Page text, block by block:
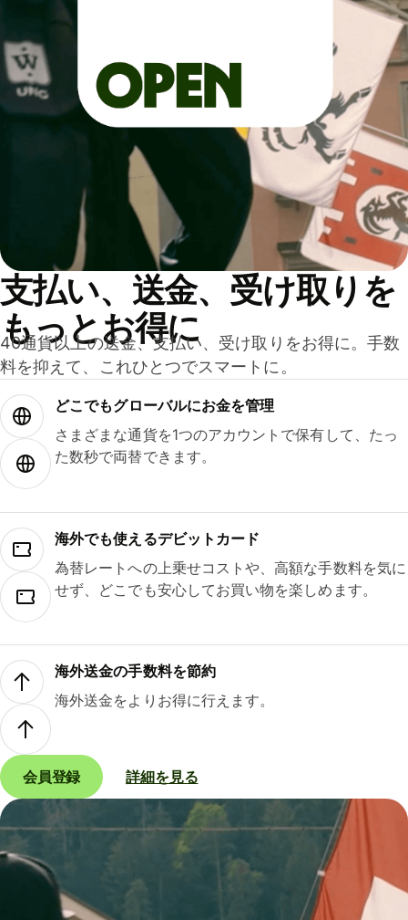
支払い、送金、受け取りを
もっとお得に
40通貨以上の送金、支払い、受け取りをお得に。手数
料を抑えて、これひとつでスマートに。
どこでもグ⁠ロ⁠ー⁠バ⁠ルにお金を管理
さまざまな通貨を1つのアカウントで保有して、たっ
た数秒で両替できます。
海外でも使えるデビットカード
為替レートへの上乗せコストや、高額な手数料を気に
せず、どこでも安心してお買い物を楽しめます。
海外送金の手数料を節約
海外送金をよりお得に行えます。
会員登録 詳細を見る